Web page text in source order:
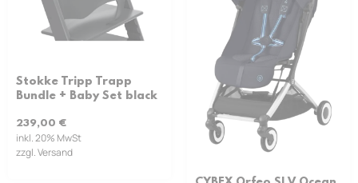
Stokke Tripp Trapp
Bundle + Baby Set black
239,00 €
inkl. 20% MwSt
zzgl. Versand